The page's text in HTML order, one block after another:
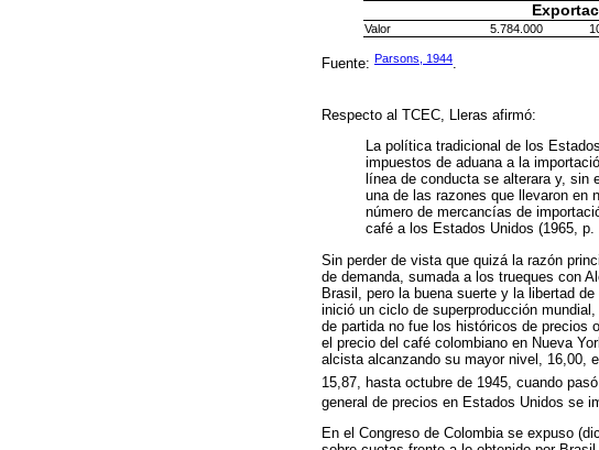
Valor 5.784.000
Fuente: Parsons, 1944.
Respecto al TCEC, Lleras afirmó:
La política tradicional de los
impuestos de aduana a la
línea de conducta se alterara y, sin
una de las razones que llevaron en
número de mercancías de
café a los Estados Unidos (1965, p.
Sin perder de vista que quizá la razón
de demanda, sumada a los trueques con
Brasil, pero la buena suerte y la libertad
inició un ciclo de superproducción
de partida no fue los históricos de precios
el precio del café colombiano en Nueva
alcista alcanzando su mayor nivel, 16,00,
15,87, hasta octubre de 1945, cuando
general de precios en Estados Unidos se
En el Congreso de Colombia se expuso